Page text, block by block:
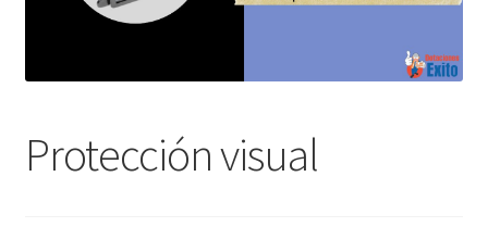
Protección visual